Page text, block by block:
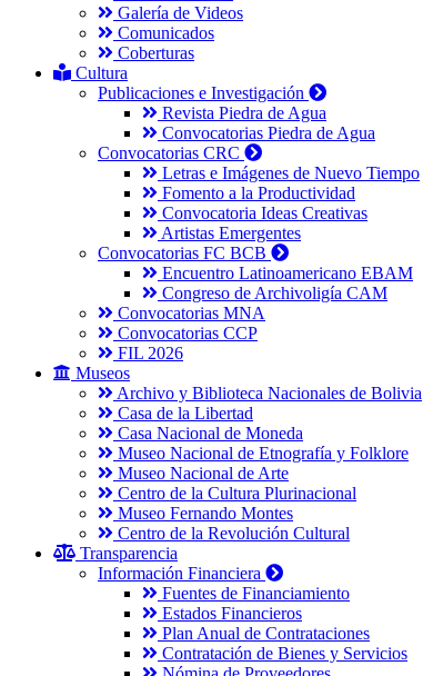
Galería de Videos
Comunicados
Coberturas
Cultura
Publicaciones e Investigación
Revista Piedra de Agua
Convocatorias Piedra de Agua
Convocatorias CRC
Letras e Imágenes de Nuevo Tiempo
Fomento a la Productividad
Convocatoria Ideas Creativas
Artistas Emergentes
Convocatorias FC BCB
Encuentro Latinoamericano EBAM
Congreso de Archivoligía CAM
Convocatorias MNA
Convocatorias CCP
FIL 2026
Museos
Archivo y Biblioteca Nacionales de Bolivia
Casa de la Libertad
Casa Nacional de Moneda
Museo Nacional de Etnografía y Folklore
Museo Nacional de Arte
Centro de la Cultura Plurinacional
Museo Fernando Montes
Centro de la Revolución Cultural
Transparencia
Información Financiera
Fuentes de Financiamiento
Estados Financieros
Plan Anual de Contrataciones
Contratación de Bienes y Servicios